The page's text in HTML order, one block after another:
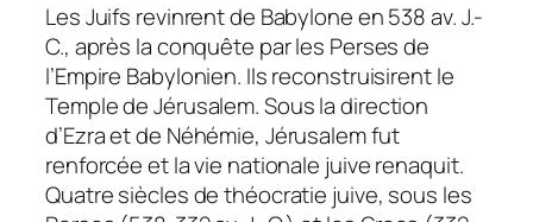
Les Juifs revinrent de Babylone en 538 av. J.-
C., après la conquête par les Perses de
l’Empire Babylonien. Ils reconstruisirent le
Temple de Jérusalem. Sous la direction
d’Ezra et de Néhémie, Jérusalem fut
renforcée et la vie nationale juive renaquit.
Quatre siècles de théocratie juive, sous les